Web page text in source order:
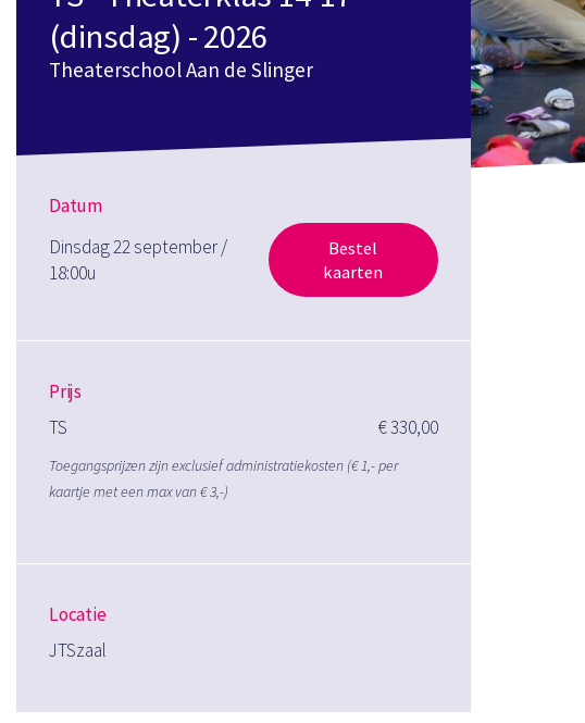
(dinsdag) - 2026
Theaterschool Aan de Slinger
Datum
Dinsdag 22 september /
18:00u
Bestel
kaarten
Prijs
TS
€ 330,00
Toegangsprijzen zijn exclusief administratiekosten (€ 1,- per
kaartje met een max van € 3,-)
Locatie
JTSzaal